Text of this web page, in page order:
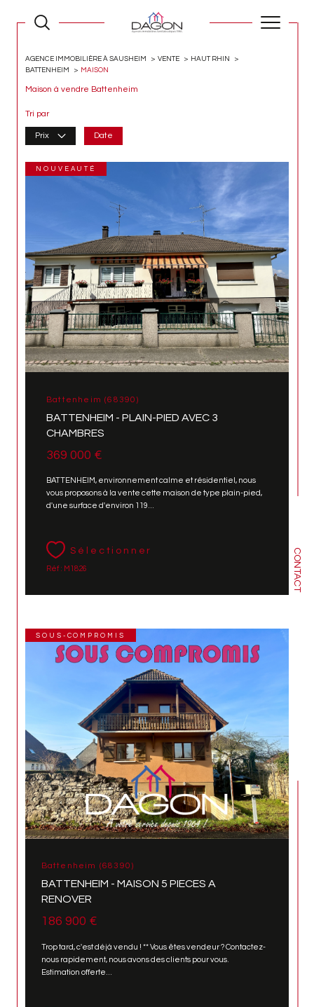
CONTACT
AGENCE IMMOBILIÈRE À SAUSHEIM VENTE
HAUT RHIN
BATTENHEIM
MAISON
Maison à vendre Battenheim
Tri par
Prix Date
Battenheim (68390)
BATTENHEIM - PLAIN-PIED AVEC 3
CHAMBRES
369 000 €
BATTENHEIM, environnement calme et résidentiel, nous
vous proposons à la vente cette maison de type plain-pied,
d'une surface d'environ 119...
Sélectionner
Réf : M1826
NOUVEAUTÉ
Battenheim (68390)
BATTENHEIM - MAISON 5 PIECES A
RENOVER
186 900 €
Trop tard, c'est déjà vendu ! ** Vous êtes vendeur ? Contactez-
nous rapidement, nous avons des clients pour vous.
Estimation offerte...
SOUS-COMPROMIS